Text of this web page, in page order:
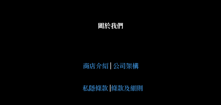
關於我們
商店介紹| 公司架構
私隱條款 條款及細則